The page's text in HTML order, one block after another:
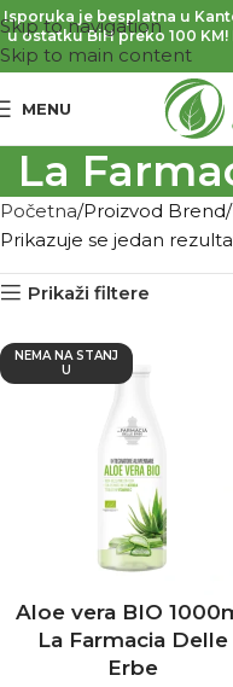
Skip to navigation
Skip to main content
Isporuka je besplatna u
u ostatku BiH preko 100
MENU
La
Početna Proizvod Brend
Prikazuje se jedan
Prikaži filtere
NEMA NA STANJ
U
Aloe vera BIO
La Farmacia Delle
Erbe